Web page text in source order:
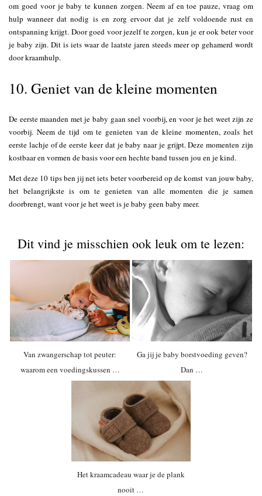
om goed voor je baby te kunnen zorgen. Neem af en toe pauze, vraag om
hulp wanneer dat nodig is en zorg ervoor dat je zelf voldoende rust en
ontspanning krijgt. Door goed voor jezelf te zorgen, kun je er ook beter voor
je baby zijn. Dit is iets waar de laatste jaren steeds meer op gehamerd wordt
door kraamhulp.
10. Geniet van de kleine momenten
De eerste maanden met je baby gaan snel voorbij, en voor je het weet zijn ze
voorbij. Neem de tijd om te genieten van de kleine momenten, zoals het
eerste lachje of de eerste keer dat je baby naar je grijpt. Deze momenten zijn
kostbaar en vormen de basis voor een hechte band tussen jou en je kind.
Met deze 10 tips ben jij net iets beter voorbereid op de komst van jouw baby,
het belangrijkste is om te genieten van alle momenten die je samen
doorbrengt, want voor je het weet is je baby geen baby meer.
Dit vind je misschien ook leuk om te lezen:
Van zwangerschap tot peuter:
waarom een voedingskussen …
Ga jij je baby borstvoeding geven?
Dan …
Het kraamcadeau waar je de plank
nooit …